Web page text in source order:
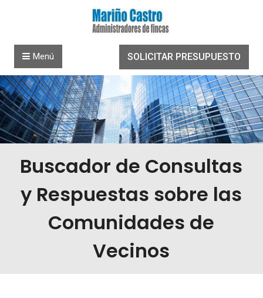
SOLICITAR PRESUPUESTO
Menú
Buscador de Consultas
y Respuestas sobre las
Comunidades de
Vecinos